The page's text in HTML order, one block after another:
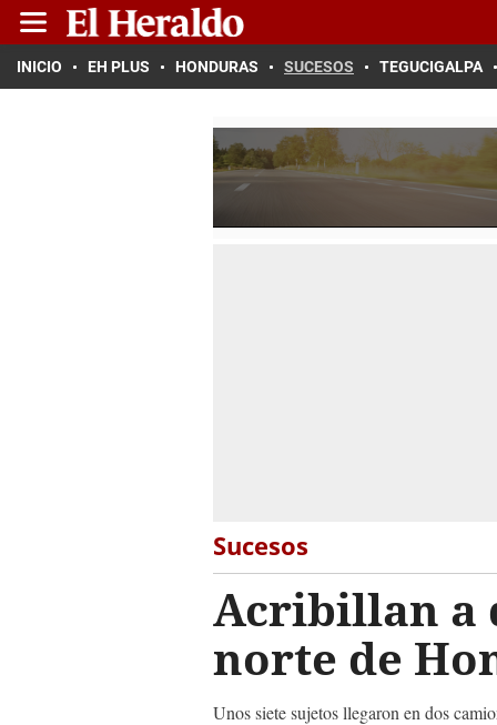
INICIO EH PLUS HONDURAS SUCESOS TEGUCIGALPA
Sucesos
Acribillan a
norte de
Unos siete sujetos llegaron en dos